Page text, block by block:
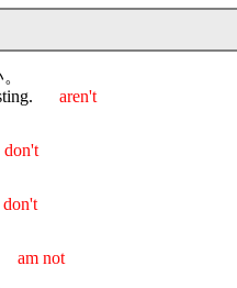
aren't
don't
don't
am not